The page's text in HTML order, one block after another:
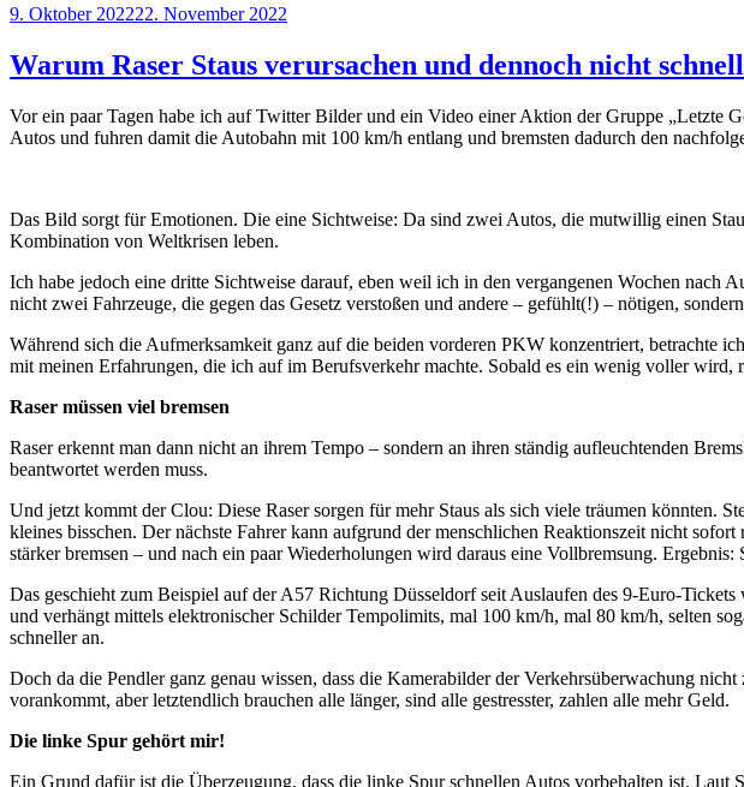
Veröffentlicht
9. Oktober 202222. November 2022
Warum Raser Staus verursachen und dennoch nicht
Vor ein paar Tagen habe ich auf Twitter Bilder und ein Video einer Aktion der Gruppe „Letzte
Autos und fuhren damit die Autobahn mit 100 km/h entlang und bremsten dadurch den
Das Bild sorgt für Emotionen. Die eine Sichtweise: Da sind zwei Autos, die mutwillig einen
Kombination von Weltkrisen leben.
Ich habe jedoch eine dritte Sichtweise darauf, eben weil ich in den vergangenen Wochen
nicht zwei Fahrzeuge, die gegen das Gesetz verstoßen und andere – gefühlt(!) – nötigen,
Während sich die Aufmerksamkeit ganz auf die beiden vorderen PKW konzentriert, betrachte
mit meinen Erfahrungen, die ich auf im Berufsverkehr machte. Sobald es ein wenig voller
Raser müssen viel bremsen
Raser erkennt man dann nicht an ihrem Tempo – sondern an ihren ständig aufleuchtenden
beantwortet werden muss.
Und jetzt kommt der Clou: Diese Raser sorgen für mehr Staus als sich viele träumen könnten.
kleines bisschen. Der nächste Fahrer kann aufgrund der menschlichen Reaktionszeit nicht
stärker bremsen – und nach ein paar Wiederholungen wird daraus eine Vollbremsung. Ergebnis:
Das geschieht zum Beispiel auf der A57 Richtung Düsseldorf seit Auslaufen des 9-Euro-
und verhängt mittels elektronischer Schilder Tempolimits, mal 100 km/h, mal 80 km/h, selten
schneller an.
Doch da die Pendler ganz genau wissen, dass die Kamerabilder der Verkehrsüberwachung
vorankommt, aber letztendlich brauchen alle länger, sind alle gestresster, zahlen alle mehr Geld.
Die linke Spur gehört mir!
Ein Grund dafür ist die Überzeugung, dass die linke Spur schnellen Autos vorbehalten ist.